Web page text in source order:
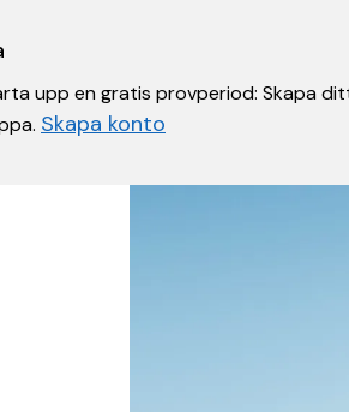
upp en gratis provperiod: Skapa
Skapa konto